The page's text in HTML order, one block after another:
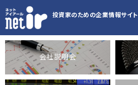
投資家のための企業情報サイト
会社説明会